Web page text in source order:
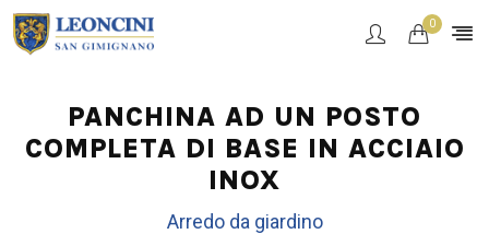
0
PANCHINA AD UN POSTO
COMPLETA DI BASE IN ACCIAIO
INOX
Arredo da giardino